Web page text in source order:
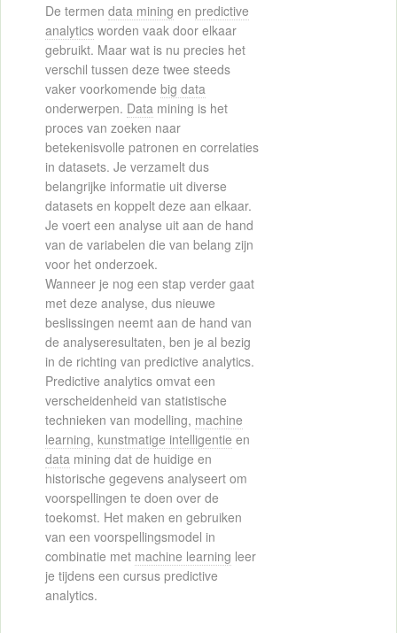
De termen data mining en predictive
analytics worden vaak door elkaar
gebruikt. Maar wat is nu precies het
verschil tussen deze twee steeds
vaker voorkomende big data
onderwerpen. Data mining is het
proces van zoeken naar
betekenisvolle patronen en correlaties
in datasets. Je verzamelt dus
belangrijke informatie uit diverse
datasets en koppelt deze aan elkaar.
Je voert een analyse uit aan de hand
van de variabelen die van belang zijn
voor het onderzoek.
Wanneer je nog een stap verder gaat
met deze analyse, dus nieuwe
beslissingen neemt aan de hand van
de analyseresultaten, ben je al bezig
in de richting van predictive analytics.
Predictive analytics omvat een
verscheidenheid van statistische
technieken van modelling, machine
learning, kunstmatige intelligentie en
data mining dat de huidige en
historische gegevens analyseert om
voorspellingen te doen over de
toekomst. Het maken en gebruiken
van een voorspellingsmodel in
combinatie met machine learning leer
je tijdens een cursus predictive
analytics.